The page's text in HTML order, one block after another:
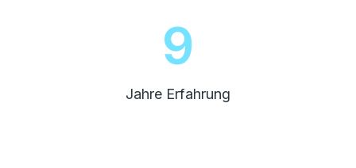
10
Jahre Erfahrung